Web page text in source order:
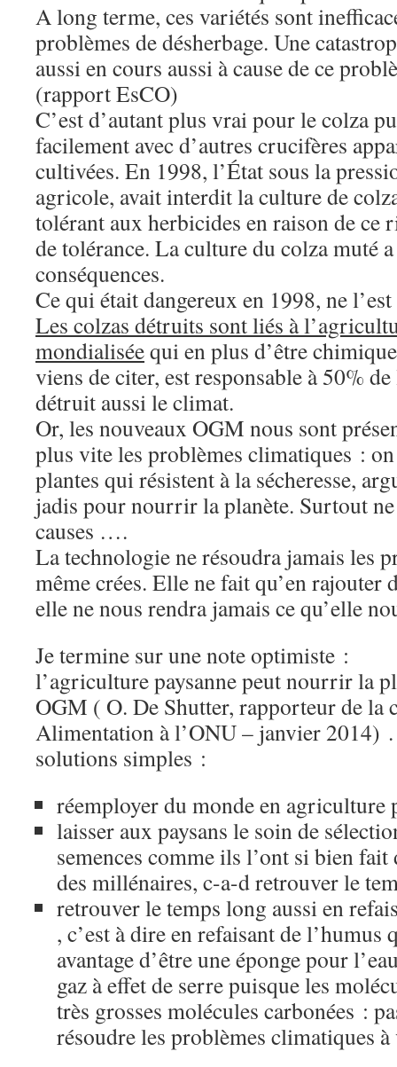
A long terme, ces variétés sont
problèmes de désherbage. Une
aussi en cours aussi à cause de ce
(rapport EsCO)
C’est d’autant plus vrai pour le colza
facilement avec d’autres crucifères
cultivées. En 1998, l’État sous la
agricole, avait interdit la culture de
tolérant aux herbicides en raison de ce
de tolérance. La culture du colza muté
conséquences.
Ce qui était dangereux en 1998, ne
Les colzas détruits sont liés à
mondialiséequi en plus d’être
viens de citer, est responsable à 50%
détruit aussi le climat.
Or, les nouveaux OGM nous sont
plus vite les problèmes climatiques :
plantes qui résistent à la sécheresse,
jadis pour nourrir la planète. Surtout ne
causes ….
La technologie ne résoudra jamais les
même crées. Elle ne fait qu’en rajouter
elle ne nous rendra jamais ce qu’elle
Je termine sur une note optimiste :
l’agriculture paysanne peut nourrir la
OGM ( O. De Shutter, rapporteur de la
Alimentation à l’ONU – janvier 2014)
solutions simples :
réemployer du monde en agriculture
laisser aux paysans le soin de
semences comme ils l’ont si bien
des millénaires, c-a-d retrouver le
retrouver le temps long aussi en
, c’est à dire en refaisant de l’humus
avantage d’être une éponge pour
gaz à effet de serre puisque les
très grosses molécules carbonées :
résoudre les problèmes climatiques